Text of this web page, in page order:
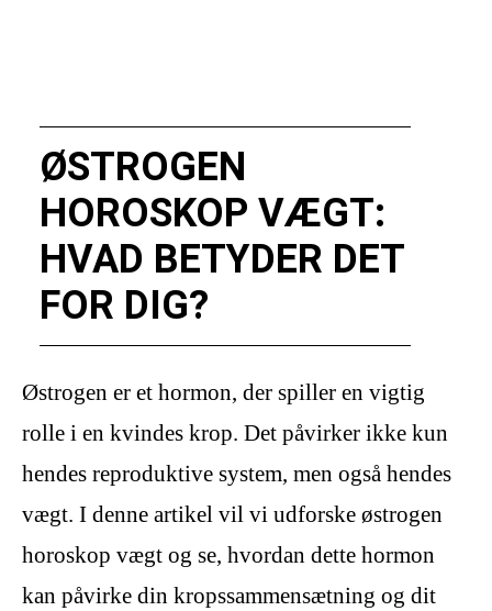
ØSTROGEN
HOROSKOP VÆGT:
HVAD BETYDER DET
FOR DIG?
Østrogen er et hormon, der spiller en vigtig
rolle i en kvindes krop. Det påvirker ikke kun
hendes reproduktive system, men også hendes
vægt. I denne artikel vil vi udforske østrogen
horoskop vægt og se, hvordan dette hormon
kan påvirke din kropssammensætning og dit